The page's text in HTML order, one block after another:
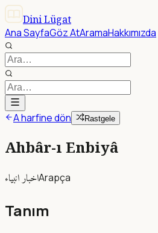
Dini Lügat
Ana SayfaGöz AtAramaHakkımızda
A harfine dön Rastgele
Ahbâr-ı Enbiyâ
اخبار انبياءArapça
Tanım